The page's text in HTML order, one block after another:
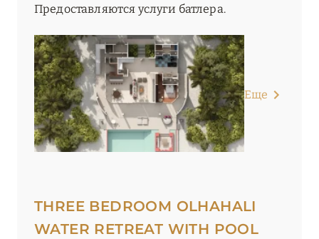
Предоставляются услуги батлера.
Еще
THREE BEDROOM OLHAHALI
WATER RETREAT WITH POOL